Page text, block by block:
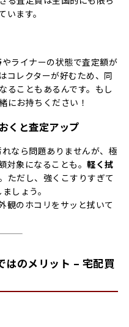
います。
やライナーの状態で査定額が
コレクターが好むため、同
ることもあるんです。もし
にお持ちください！
くと査定アップ
なら問題ありませんが、極
対象になることも。軽く拭
ただし、強くこすりすぎて
しょう。
観のホコリをサッと拭いて
はのメリット – 宅配買